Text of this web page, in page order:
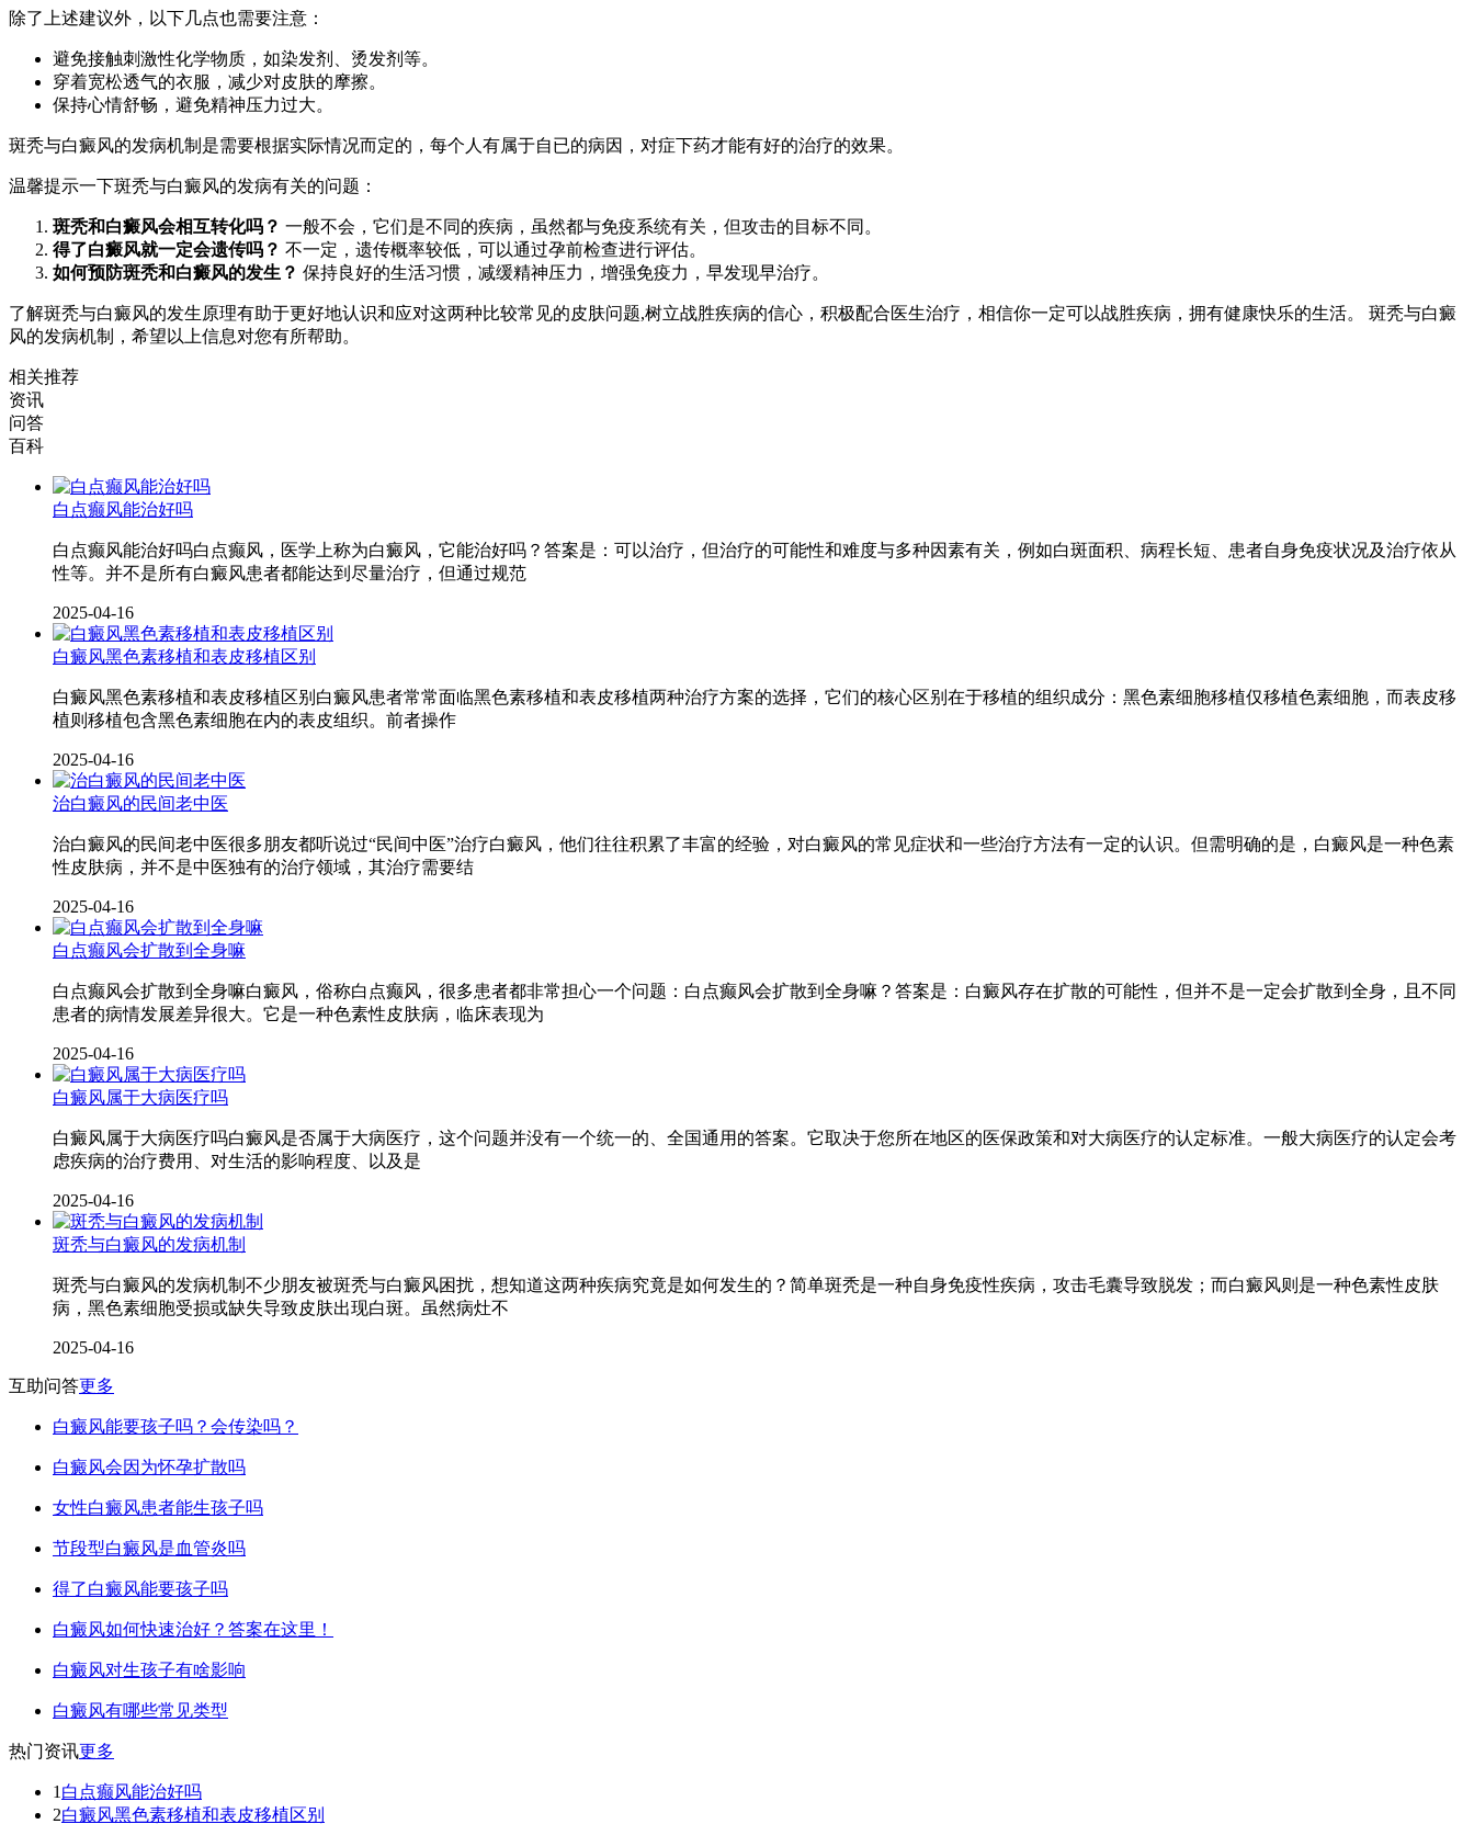
除了上述建议外，以下几点也需要注意：
避免接触刺激性化学物质，如染发剂、烫发剂等。
穿着宽松透气的衣服，减少对皮肤的摩擦。
保持心情舒畅，避免精神压力过大。
斑秃与白癜风的发病机制是需要根据实际情况而定的，每个人有属于自已的病因，对症下药才能有好的治疗的效果。
温馨提示一下斑秃与白癜风的发病有关的问题：
斑秃和白癜风会相互转化吗？ 一般不会，它们是不同的疾病，虽然都与免疫系统有关，但攻击的目标不同。
得了白癜风就一定会遗传吗？ 不一定，遗传概率较低，可以通过孕前检查进行评估。
如何预防斑秃和白癜风的发生？ 保持良好的生活习惯，减缓精神压力，增强免疫力，早发现早治疗。
了解斑秃与白癜风的发生原理有助于更好地认识和应对这两种比较常见的皮肤问题,树立战胜疾病的信心，积极配合医生治疗，相信你一定可以战胜疾病，拥有健康快乐的生活。 斑秃与白癜
风的发病机制，希望以上信息对您有所帮助。
相关推荐
资讯
问答
百科
白点癫风能治好吗
白点癫风能治好吗白点癫风，医学上称为白癜风，它能治好吗？答案是：可以治疗，但治疗的可能性和难度与多种因素有关，例如白斑面积、病程长短、患者自身免疫状况及治疗依从
性等。并不是所有白癜风患者都能达到尽量治疗，但通过规范
2025-04-16
白癜风黑色素移植和表皮移植区别
白癜风黑色素移植和表皮移植区别白癜风患者常常面临黑色素移植和表皮移植两种治疗方案的选择，它们的核心区别在于移植的组织成分：黑色素细胞移植仅移植色素细胞，而表皮移
植则移植包含黑色素细胞在内的表皮组织。前者操作
2025-04-16
治白癜风的民间老中医
治白癜风的民间老中医很多朋友都听说过“民间中医”治疗白癜风，他们往往积累了丰富的经验，对白癜风的常见症状和一些治疗方法有一定的认识。但需明确的是，白癜风是一种色素
性皮肤病，并不是中医独有的治疗领域，其治疗需要结
2025-04-16
白点癫风会扩散到全身嘛
白点癫风会扩散到全身嘛白癜风，俗称白点癫风，很多患者都非常担心一个问题：白点癫风会扩散到全身嘛？答案是：白癜风存在扩散的可能性，但并不是一定会扩散到全身，且不同
患者的病情发展差异很大。它是一种色素性皮肤病，临床表现为
2025-04-16
白癜风属于大病医疗吗
白癜风属于大病医疗吗白癜风是否属于大病医疗，这个问题并没有一个统一的、全国通用的答案。它取决于您所在地区的医保政策和对大病医疗的认定标准。一般大病医疗的认定会考
虑疾病的治疗费用、对生活的影响程度、以及是
2025-04-16
斑秃与白癜风的发病机制
斑秃与白癜风的发病机制不少朋友被斑秃与白癜风困扰，想知道这两种疾病究竟是如何发生的？简单斑秃是一种自身免疫性疾病，攻击毛囊导致脱发；而白癜风则是一种色素性皮肤
病，黑色素细胞受损或缺失导致皮肤出现白斑。虽然病灶不
2025-04-16
互助问答更多
白癜风能要孩子吗？会传染吗？
白癜风会因为怀孕扩散吗
女性白癜风患者能生孩子吗
节段型白癜风是血管炎吗
得了白癜风能要孩子吗
白癜风如何快速治好？答案在这里！
白癜风对生孩子有啥影响
白癜风有哪些常见类型
热门资讯更多
1 白点癫风能治好吗
2白癜风黑色素移植和表皮移植区别